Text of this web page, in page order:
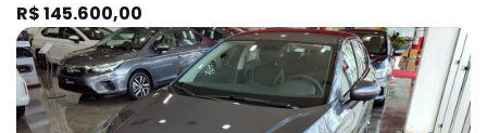
R$ 145.600,00